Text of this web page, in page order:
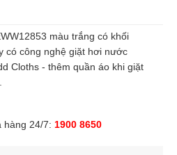
màu trắng có khối
có công nghệ giặt hơi nước
Cloths - thêm quần áo khi giặt
24/7: 1900 8650